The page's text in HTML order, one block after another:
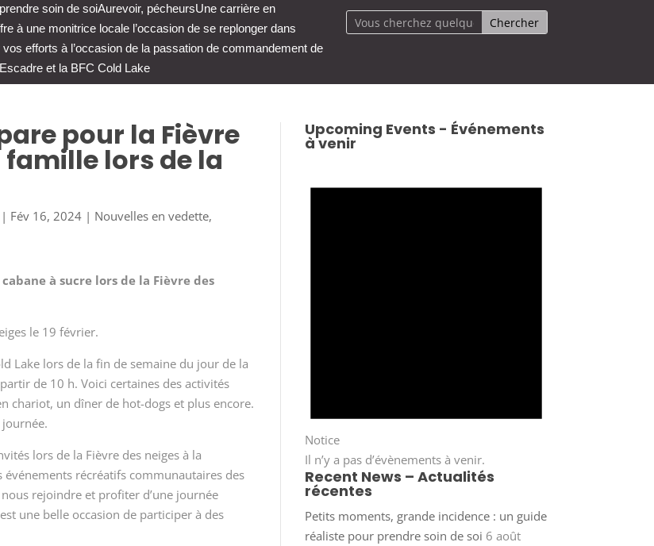
soin de soiAurevoir, pécheursUne carrière en
à une monitrice locale l’occasion de se replonger dans
efforts à l’occasion de la passation de commandement de
et la BFC Cold Lake
pour la Fièvre
lors de la
| Fév 16, 2024 | Nouvelles en vedette,
à sucre lors de la Fièvre des
le 19 février.
Lake lors de la fin de semaine du jour de la
de 10 h. Voici certaines des activités
chariot, un dîner de hot-dogs et plus encore.
lors de la Fièvre des neiges à la
événements récréatifs communautaires des
rejoindre et profiter d’une journée
une belle occasion de participer à des
Upcoming Events - Événements
à venir
Notice
Il n’y a pas d’évènements à venir.
Recent News – Actualités
récentes
Petits moments, grande incidence : un guide
réaliste pour prendre soin de soi 6 août